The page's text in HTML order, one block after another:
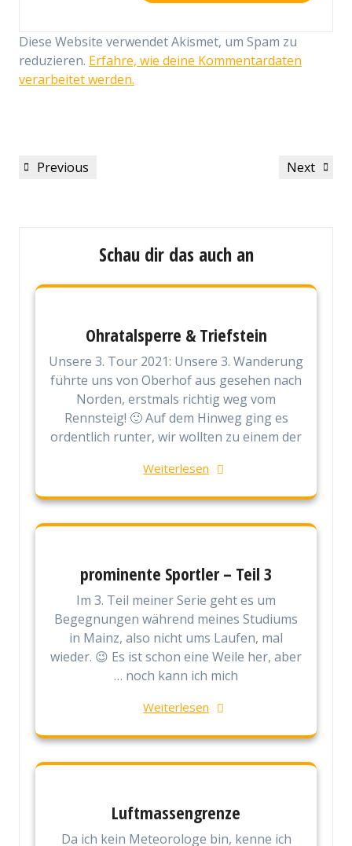
Diese Website verwendet Akismet, um Spam zu
reduzieren. Erfahre, wie deine Kommentardaten
verarbeitet werden.
Beitragsnavigation
Previous
Previous
Next
Next
Schau dir das auch an
Ohratalsperre & Triefstein
Unsere 3. Tour 2021: Unsere 3. Wanderung
führte uns von Oberhof aus gesehen nach
Norden, erstmals richtig weg vom
Rennsteig! 🙂 Auf dem Hinweg ging es
ordentlich runter, wir wollten zu einem der
Weiterlesen
prominente Sportler – Teil 3
Im 3. Teil meiner Serie geht es um
Begegnungen während meines Studiums
in Mainz, also nicht ums Laufen, mal
wieder. 😉 Es ist schon eine Weile her, aber
… noch kann ich mich
Weiterlesen
Luftmassengrenze
Da ich kein Meteorologe bin, kenne ich